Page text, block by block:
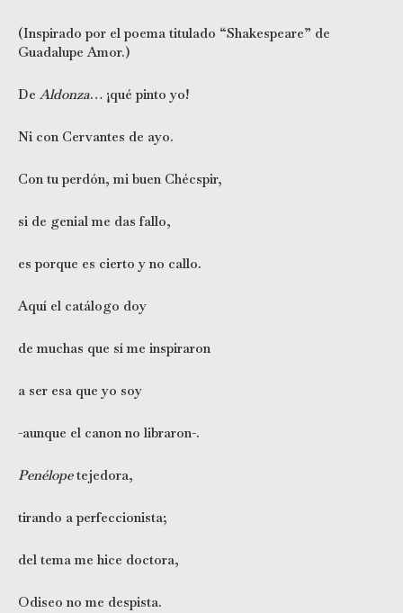
(Inspirado por el poema titulado “Shakespeare” de
Guadalupe Amor.)
De Aldonza… ¡qué pinto yo!
Ni con Cervantes de ayo.
Con tu perdón, mi buen Chécspir,
si de genial me das fallo,
es porque es cierto y no callo.
Aquí el catálogo doy
de muchas que sí me inspiraron
a ser esa que yo soy
-aunque el canon no libraron-.
Penélopetejedora,
tirando a perfeccionista;
del tema me hice doctora,
Odiseo no me despista.